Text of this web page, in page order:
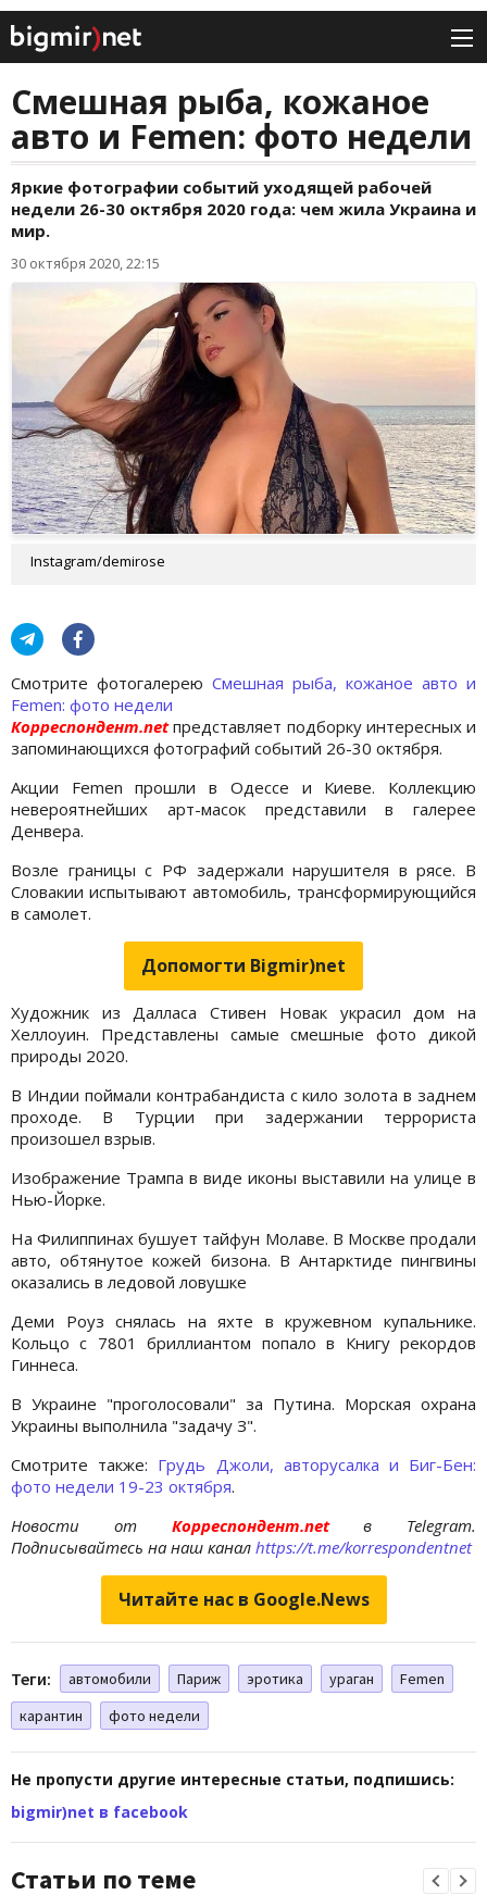
Смешная рыба, кожаное
авто и Femen: фото недели
Яркие фотографии событий уходящей рабочей
недели 26-30 октября 2020 года: чем жила Украина и
мир.
30 октября 2020, 22:15
Instagram/demirose
Cмотрите фотогалерею Смешная рыба, кожаное авто и
Femen: фото недели
Корреспондент.netпредставляет подборку интересных и
запоминающихся фотографий событий 26-30 октября.
Акции Femen прошли в Одессе и Киеве. Коллекцию
невероятнейших арт-масок представили в галерее
Денвера.
Возле границы с РФ задержали нарушителя в рясе. В
Словакии испытывают автомобиль, трансформирующийся
в самолет.
Допомогти Bigmir)net
Художник из Далласа Стивен Новак украсил дом на
Хеллоуин. Представлены самые смешные фото дикой
природы 2020.
В Индии поймали контрабандиста с кило золота в заднем
проходе. В Турции при задержании террориста
произошел взрыв.
Изображение Трампа в виде иконы выставили на улице в
Нью-Йорке.
На Филиппинах бушует тайфун Молаве. В Москве продали
авто, обтянутое кожей бизона. В Антарктиде пингвины
оказались в ледовой ловушке
Деми Роуз снялась на яхте в кружевном купальнике.
Кольцо с 7801 бриллиантом попало в Книгу рекордов
Гиннеса.
В Украине "проголосовали" за Путина. Морская охрана
Украины выполнила "задачу З".
Смотрите также: Грудь Джоли, авторусалка и Биг-Бен:
фото недели 19-23 октября.
Новости отКорреспондент.netв Telegram.
Подписывайтесь на наш канал https://t.me/korrespondentnet
Читайте нас в Google.News
Теги: автомобили Париж эротика ураган
Femen
карантин
фото недели
Не пропусти другие интересные статьи, подпишись:
bigmir)net в facebook
Статьи по теме